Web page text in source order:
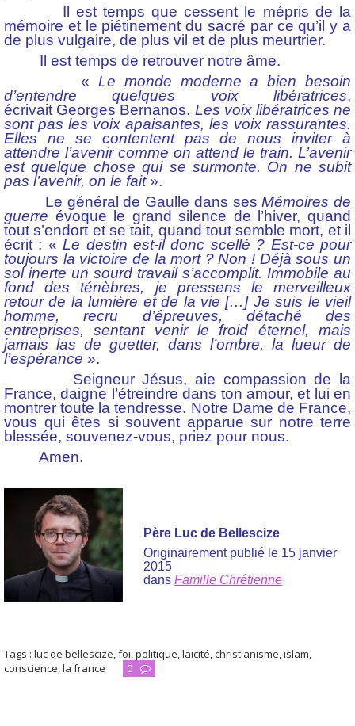
Il est temps que cessent le mépris de la
mémoire et le piétinement du sacré par ce qu’il y a
de plus vulgaire, de plus vil et de plus meurtrier.
Il est temps de retrouver notre âme.
« Le monde moderne a bien besoin
d’entendre quelques voix libératrices,
écrivait Georges Bernanos. Les voix libératrices ne
sont pas les voix apaisantes, les voix rassurantes.
Elles ne se contentent pas de nous inviter à
attendre l’avenir comme on attend le train. L’avenir
est quelque chose qui se surmonte. On ne subit
pas l’avenir, on le fait ».
Le général de Gaulle dans sesMémoires de
guerre évoque le grand silence de l’hiver, quand
tout s’endort et se tait, quand tout semble mort, et il
écrit : « Le destin est-il donc scellé ? Est-ce pour
toujours la victoire de la mort ? Non ! Déjà sous un
sol inerte un sourd travail s’accomplit. Immobile au
fond des ténèbres, je pressens le merveilleux
retour de la lumière et de la vie […] Je suis le vieil
homme, recru d’épreuves, détaché des
entreprises, sentant venir le froid éternel, mais
jamais las de guetter, dans l’ombre, la lueur de
l’espérance ».
Seigneur Jésus, aie compassion de la
France, daigne l’étreindre dans ton amour, et lui en
montrer toute la tendresse. Notre Dame de France,
vous qui êtes si souvent apparue sur notre terre
blessée, souvenez-vous, priez pour nous.
Amen.
Père Luc de Bellescize
Originairement publié le 15 janvier
2015
dans Famille Chrétienne
Tags : luc de bellescize foi politique laïcité christianisme islam
conscience la france 0